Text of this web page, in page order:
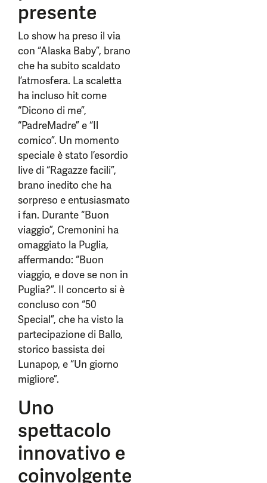
presente
Lo show ha preso il via
con “Alaska Baby”, brano
che ha subito scaldato
l’atmosfera. La scaletta
ha incluso hit come
“Dicono di me”,
“PadreMadre” e “Il
comico”. Un momento
speciale è stato l’esordio
live di “Ragazze facili”,
brano inedito che ha
sorpreso e entusiasmato
i fan. Durante “Buon
viaggio”, Cremonini ha
omaggiato la Puglia,
affermando: “Buon
viaggio, e dove se non in
Puglia?”. Il concerto si è
concluso con “50
Special”, che ha visto la
partecipazione di Ballo,
storico bassista dei
Lunapop, e “Un giorno
migliore”.
Uno
spettacolo
innovativo e
coinvolgente